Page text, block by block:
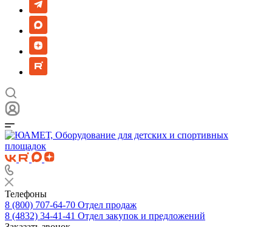
Телефоны
8 (800) 707-64-70 Отдел продаж
8 (4832) 34-41-41 Отдел закупок и предложений